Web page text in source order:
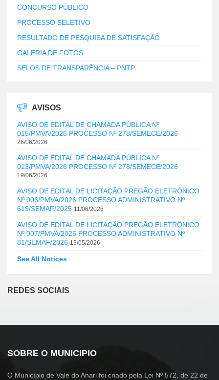
CONCURSO PÚBLICO
PROCESSO SELETIVO
RESULTADO DE PESQUISA DE SATISFAÇÃO
GALERIA DE FOTOS
SELOS DE TRANSPARÊNCIA – PNTP
AVISOS
AVISO DE EDITAL DE CHAMADA PÚBLICA Nº
015/PMVA/2026 PROCESSO Nº 278/SEMECE/2026
26/06/2026
AVISO DE EDITAL DE CHAMADA PÚBLICA Nº
013/PMVA/2026 PROCESSO Nº 278/SEMECE/2026
19/06/2026
AVISO DE EDITAL DE LICITAÇÃO PREGÃO ELETRÔNICO
Nº 006/PMVA/2026 PROCESSO ADMINISTRATIVO Nº
619/SEMAF/2025 11/06/2026
AVISO DE EDITAL DE LICITAÇÃO PREGÃO ELETRÔNICO
Nº 007/PMVA/2026 PROCESSO ADMINISTRATIVO Nº
81/SEMAF/2026 13/05/2026
See All Notices
REDES SOCIAIS
SOBRE O MUNICIPIO
O Município de Vale do Anari foi criado pela Lei Nº 572, de 22 de